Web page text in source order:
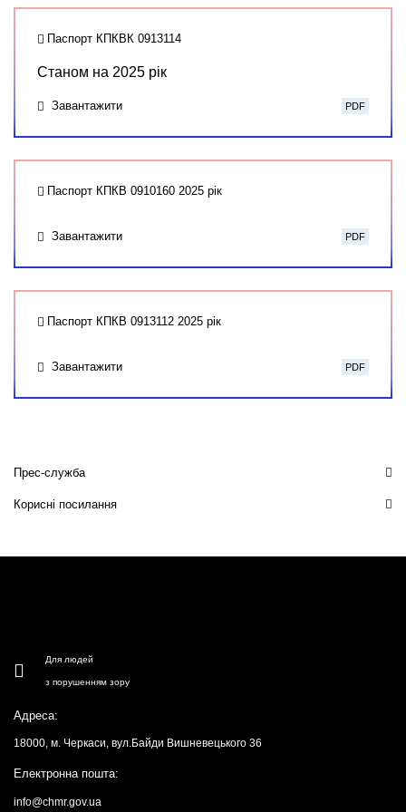
Паспорт КПКВК 0913114
Станом на 2025 рік
Завантажити PDF
Паспорт КПКВ 0910160 2025 рік
Завантажити PDF
Паспорт КПКВ 0913112 2025 рік
Завантажити PDF
Прес-служба
Корисні посилання
Для людей
з порушенням зору
Адреса:
18000, м. Черкаси, вул.Байди Вишневецького 36
Електронна пошта:
info@chmr.gov.ua